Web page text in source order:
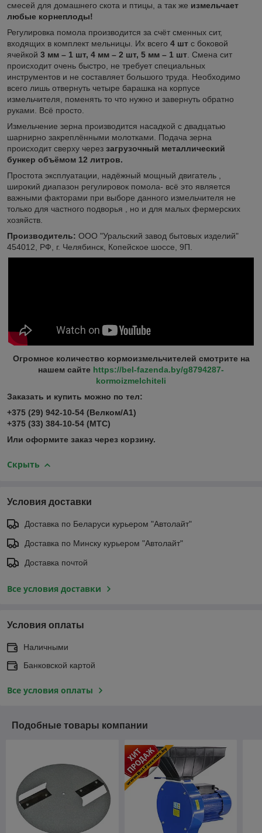
смесей для домашнего скота и птицы, а так же измельчает
любые корнеплоды!
Регулировка помола производится за счёт сменных сит,
входящих в комплект мельницы. Их всего 4 шт с боковой
ячейкой 3 мм – 1 шт, 4 мм – 2 шт, 5 мм – 1 шт . Смена сит
происходит очень быстро, не требует специальных
инструментов и не составляет большого труда. Необходимо
всего лишь отвернуть четыре барашка на корпусе
измельчителя, поменять то что нужно и завернуть обратно
руками. Всё просто.
Измельчение зерна производится насадкой с двадцатью
шарнирно закреплёнными молотками. Подача зерна
происходит сверху через загрузочный металлический
бункер объёмом 12 литров.
Простота эксплуатации, надёжный мощный двигатель ,
широкий диапазон регулировок помола- всё это является
важными факторами при выборе данного измельчителя не
только для частного подворья , но и для малых фермерских
хозяйств.
Производитель: ООО "Уральский завод бытовых изделий"
454012, РФ, г. Челябинск, Копейское шоссе, 9П.
Огромное количество кормоизмельчителей смотрите на
нашем сайте https://bel-fazenda.by/g8794287-
kormoizmelchiteli
Заказать и купить можно по тел:
+375 (29) 942-10-54 (Велком/А1)
+375 (33) 384-10-54 (МТС)
Или оформите заказ через корзину.
Скрыть
Условия доставки
Доставка по Беларуси курьером "Автолайт"
Доставка по Минску курьером "Автолайт"
Доставка почтой
Все условия доставки
Условия оплаты
Наличными
Банковской картой
Все условия оплаты
Подобные товары компании